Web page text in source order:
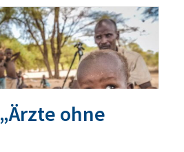
„Ärzte ohne